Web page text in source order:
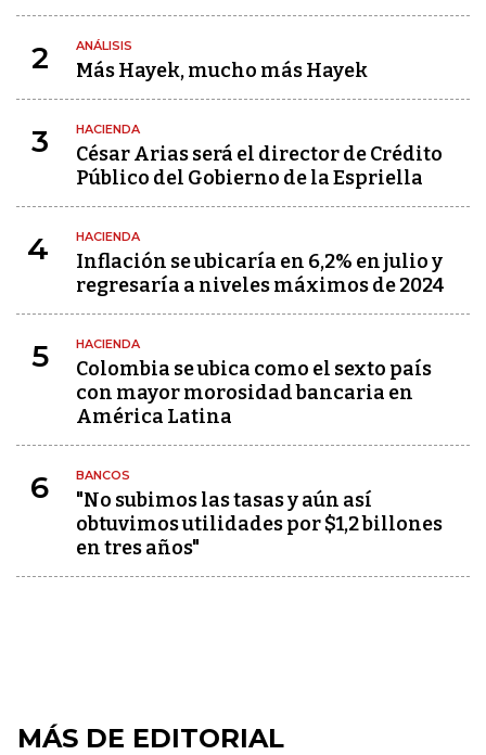
2 ANÁLISIS
Más Hayek, mucho más Hayek
3 HACIENDA
César Arias será el director de Crédito
Público del Gobierno de la Espriella
4 HACIENDA
Inflación se ubicaría en 6,2% en julio y
regresaría a niveles máximos de 2024
5 HACIENDA
Colombia se ubica como el sexto país
con mayor morosidad bancaria en
América Latina
6 BANCOS
"No subimos las tasas y aún así
obtuvimos utilidades por $1,2 billones
en tres años"
MÁS DE EDITORIAL